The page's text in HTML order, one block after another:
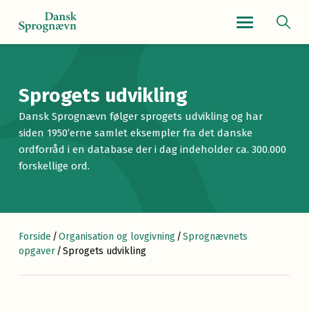
Navigationsmenu
Sprogets udvikling
Dansk Sprognævn følger sprogets udvikling og har
siden 1950’erne samlet eksempler fra det danske
ordforråd i en database der i dag indeholder ca. 300.000
forskellige ord.
Forside /Organisation og lovgivning/Sprognævnets
opgaver/Sprogets udvikling